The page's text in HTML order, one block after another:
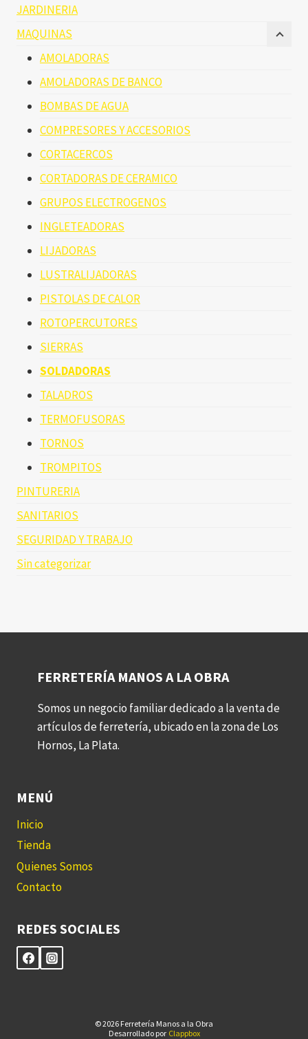
JARDINERIA
MAQUINAS
AMOLADORAS
AMOLADORAS DE BANCO
BOMBAS DE AGUA
COMPRESORES Y ACCESORIOS
CORTACERCOS
CORTADORAS DE CERAMICO
GRUPOS ELECTROGENOS
INGLETEADORAS
LIJADORAS
LUSTRALIJADORAS
PISTOLAS DE CALOR
ROTOPERCUTORES
SIERRAS
SOLDADORAS
TALADROS
TERMOFUSORAS
TORNOS
TROMPITOS
PINTURERIA
SANITARIOS
SEGURIDAD Y TRABAJO
Sin categorizar
FERRETERÍA MANOS A LA OBRA
Somos un negocio familiar dedicado a la venta de
artículos de ferretería, ubicado en la zona de Los
Hornos, La Plata.
MENÚ
Inicio
Tienda
Quienes Somos
Contacto
REDES SOCIALES
© 2026 Ferretería Manos a la Obra
Desarrollado por Clappbox